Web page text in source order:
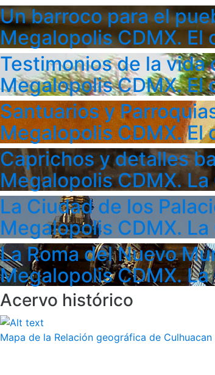
Un barroco para el
Megalopolis CDMX. El
Testimonios de la vida
Megalopolis CDMX. El
Santuarios y
Megalopolis CDMX. El
Caprichos y detalles
Megalopolis CDMX.
La Ciudad de los
Megalopolis CDMX.
La Roma del Nuevo
Megalopolis CDMX.
Acervo histórico
Mapa de la Relación geográfica de Culhuacan